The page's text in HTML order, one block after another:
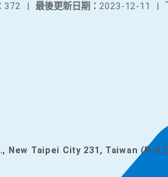
最後更新日期： 2023-12-11 |
372 |
New Taipei City 231, Taiwan